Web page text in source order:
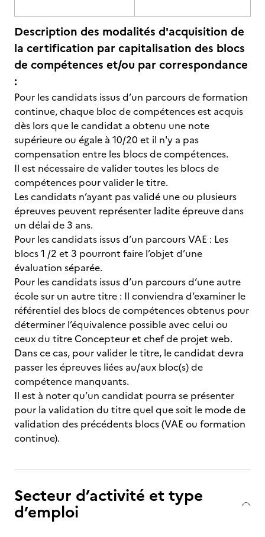
Description des modalités d'acquisition de
la certification par capitalisation des blocs
de compétences et/ou par correspondance
:
Pour les candidats issus d’un parcours de formation
continue, chaque bloc de compétences est acquis
dès lors que le candidat a obtenu une note
supérieure ou égale à 10/20 et il n'y a pas
compensation entre les blocs de compétences.
Il est nécessaire de valider toutes les blocs de
compétences pour valider le titre.
Les candidats n’ayant pas validé une ou plusieurs
épreuves peuvent représenter ladite épreuve dans
un délai de 3 ans.
Pour les candidats issus d’un parcours VAE : Les
blocs 1 /2 et 3 pourront faire l’objet d’une
évaluation séparée.
Pour les candidats issus d’un parcours d’une autre
école sur un autre titre : Il conviendra d’examiner le
référentiel des blocs de compétences obtenus pour
déterminer l’équivalence possible avec celui ou
ceux du titre Concepteur et chef de projet web.
Dans ce cas, pour valider le titre, le candidat devra
passer les épreuves liées au/aux bloc(s) de
compétence manquants.
Il est à noter qu’un candidat pourra se présenter
pour la validation du titre quel que soit le mode de
validation des précédents blocs (VAE ou formation
continue).
Secteur d’activité et type
d’emploi